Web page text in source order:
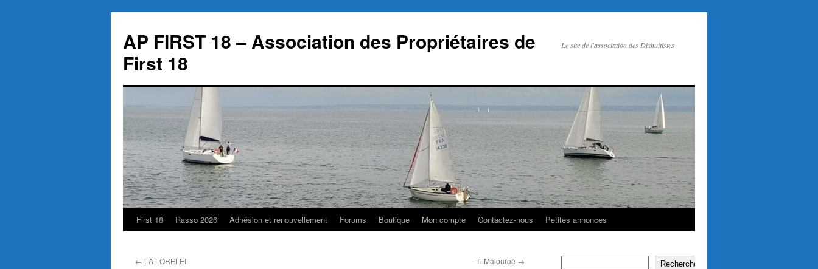
contenu
AP FIRST 18 – Association des Propriétaires de
First 18
Le site de l'association des Dixhuitistes
First 18 Rasso 2026 Adhésion et renouvellement Forums Boutique Mon compte Contactez-nous Petites annonces
← LA LORELEI Ti’Malouroé → Rechercher